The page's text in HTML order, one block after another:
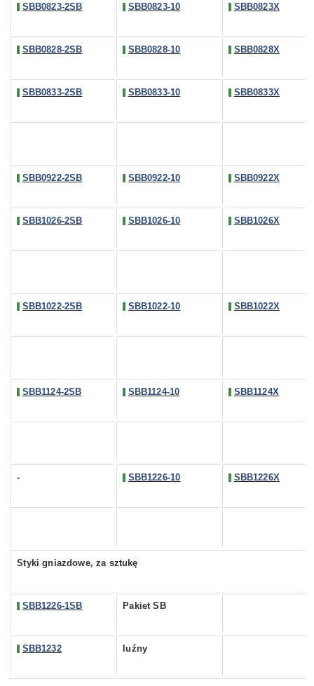
SBB0823-2SB SBB0823-10 SBB0823X
SBB0828-2SB SBB0828-10 SBB0828X
SBB0833-2SB SBB0833-10 SBB0833X
SBB0922-2SB SBB0922-10 SBB0922X
SBB1026-2SB SBB1026-10 SBB1026X
SBB1022-2SB SBB1022-10 SBB1022X
SBB1124-2SB SBB1124-10 SBB1124X
- SBB1226-10 SBB1226X
Styki gniazdowe, za sztukę
SBB1226-1SB Pakiet SB
SBB1232 luźny